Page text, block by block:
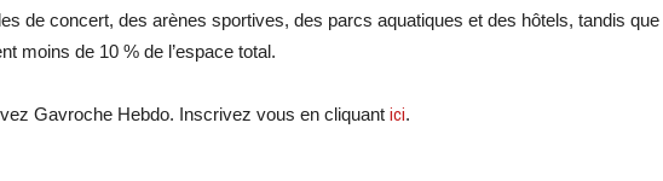
de concert, des arènes sportives, des parcs aquatiques et des hôtels, tandis que
moins de 10 % de l’espace total.
Gavroche Hebdo. Inscrivez vous en cliquant ici.